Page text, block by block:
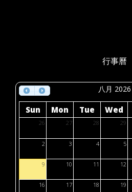
行事曆
八月 2026
Sun Mon Tue Wed
26 27 28 29
2 3 4 5
9 10 11 12
16 17 18 19